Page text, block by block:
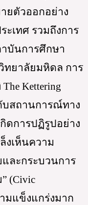
ยตัวออกอย่าง
เทศ รวมถึงการ
บันการศึกษา
ทยาลัยมหิดล การ
Kettering
บสถานการณ์ทาง
ดการปฏิรูปอย่าง
งเห็นความ
ละกระบวนการ
(Civic
มแข็งแกร่งมาก